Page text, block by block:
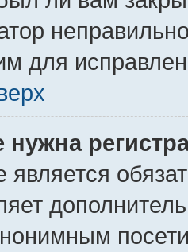
для
является